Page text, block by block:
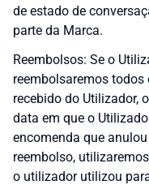
de estado de
parte da Marca.
Reembolsos: Se o
reembolsaremos
recebido do Utilizador,
data em que o
encomenda que
reembolso,
o utilizador utilizou